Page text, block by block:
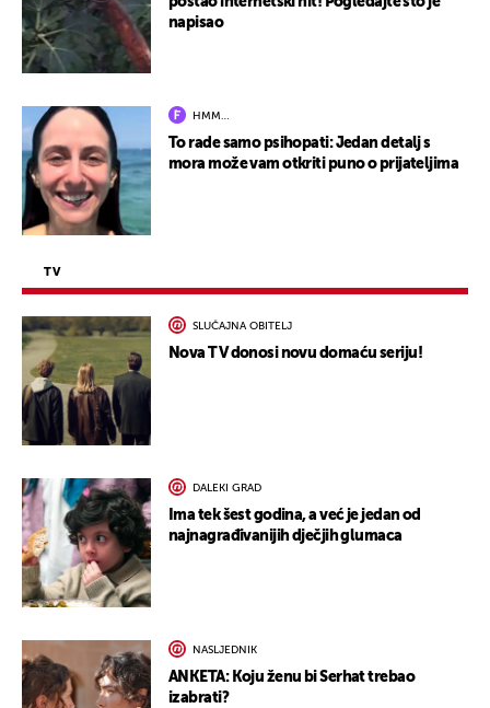
napisao
HMM…
To rade samo psihopati: Jedan detalj s
mora može vam otkriti puno o prijateljima
TV
SLUČAJNA OBITELJ
Nova TV donosi novu domaću seriju!
DALEKI GRAD
Ima tek šest godina, a već je jedan od
najnagrađivanijih dječjih glumaca
NASLJEDNIK
ANKETA: Koju ženu bi Serhat trebao
izabrati?